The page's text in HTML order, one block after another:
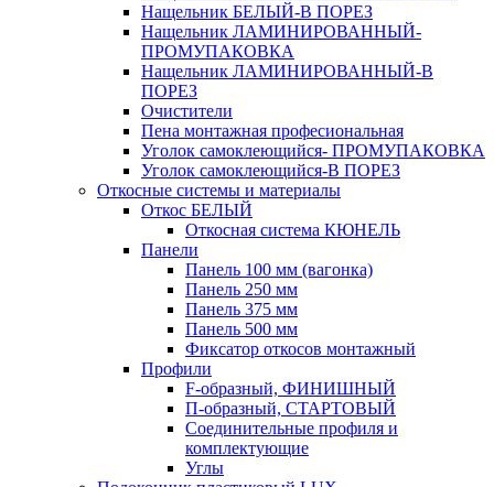
Нащельник БЕЛЫЙ-В ПОРЕЗ
Нащельник ЛАМИНИРОВАННЫЙ-
ПРОМУПАКОВКА
Нащельник ЛАМИНИРОВАННЫЙ-В
ПОРЕЗ
Очистители
Пена монтажная професиональная
Уголок самоклеющийся- ПРОМУПАКОВКА
Уголок самоклеющийся-В ПОРЕЗ
Откосные системы и материалы
Откос БЕЛЫЙ
Откосная система КЮНЕЛЬ
Панели
Панель 100 мм (вагонка)
Панель 250 мм
Панель 375 мм
Панель 500 мм
Фиксатор откосов монтажный
Профили
F-образный, ФИНИШНЫЙ
П-образный, СТАРТОВЫЙ
Соединительные профиля и
комплектующие
Углы